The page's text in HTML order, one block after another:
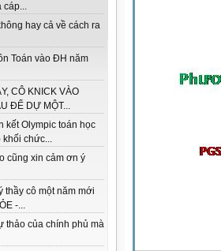
cáp...
hay cả về cách ra
Toán vào ĐH năm
CÔ KNICK VÀO
ĐỂ DỰ MỘT...
kết Olympic toán học
khối chức...
cũng xin cảm ơn ý
thầy cô một năm mới
-...
thảo của chính phủ mà